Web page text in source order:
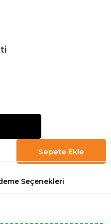
Seçenekleri